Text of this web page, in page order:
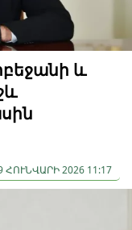
և
ՀՈՒՆՎԱՐԻ 2026 11:17